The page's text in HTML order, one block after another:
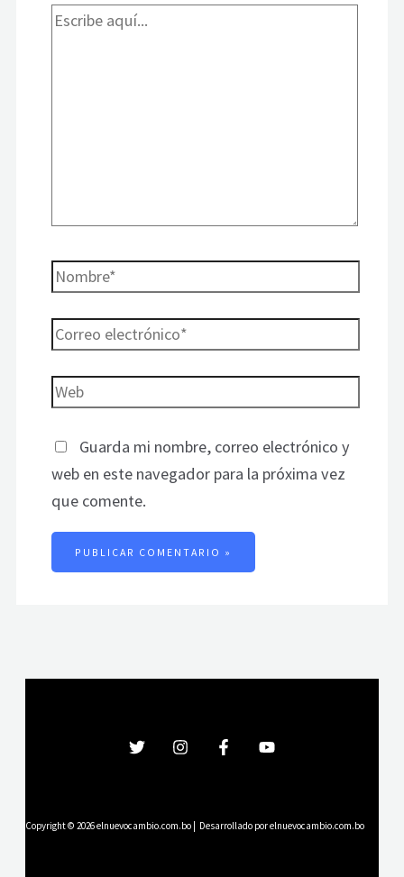
Guarda mi nombre, correo electrónico y
web en este navegador para la próxima vez
que comente.
Copyright © 2026 elnuevocambio.com.bo | Desarrollado por elnuevocambio.com.bo